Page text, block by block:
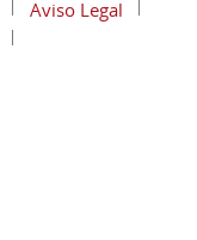
Aviso Legal